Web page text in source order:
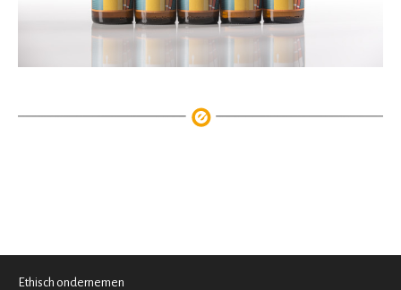
Ethisch ondernemen